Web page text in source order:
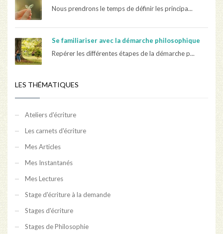
Nous prendrons le temps de définir les principa...
Se familiariser avec la démarche philosophique
Repérer les différentes étapes de la démarche p...
LES THÉMATIQUES
Ateliers d'écriture
Les carnets d'écriture
Mes Articles
Mes Instantanés
Mes Lectures
Stage d'écriture à la demande
Stages d'écriture
Stages de Philosophie